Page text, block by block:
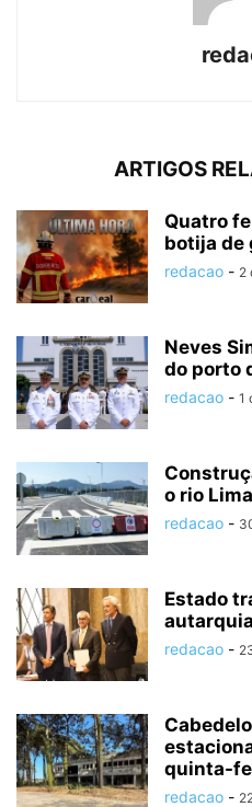
ARTIGOS
Quatro
botija de
redacao - 2
Neves
do porto
redacao - 1
o rio
redacao -
Estado
redacao -
quinta-
redacao -